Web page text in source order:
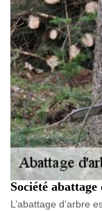
Société abattage
L’abattage d’arbre